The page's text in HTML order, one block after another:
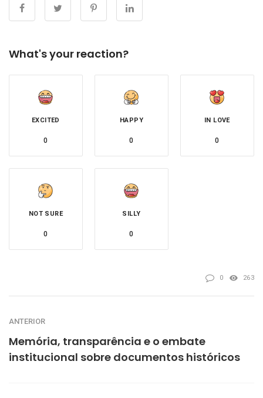
What's your reaction?
EXCITED
0
HAPPY
0
IN LOVE
0
NOT SURE
0
SILLY
0
0 263
ANTERIOR
Memória, transparência e o embate
institucional sobre documentos históricos